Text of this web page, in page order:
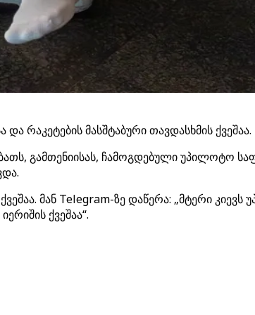
რაკეტების მასშტაბური თავდასხმის ქვეშაა.
გამთენიისას, ჩამოგდებული უპილოტო
მან Telegram-ზე დაწერა: „მტერი
ქვეშაა“.